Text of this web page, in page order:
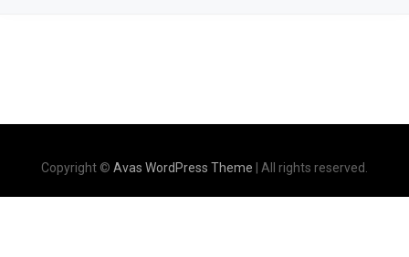
Copyright © Avas WordPress Theme | All rights reserved.